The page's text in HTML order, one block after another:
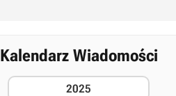
Kalendarz Wiadomości
2025